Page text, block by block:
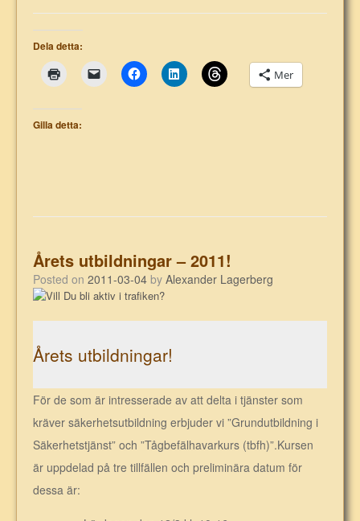
Dela detta:
Mer
Gilla detta:
Årets utbildningar – 2011!
Posted on 2011-03-04 by Alexander Lagerberg
Årets utbildningar!
För de som är intresserade av att delta i tjänster som
kräver säkerhetsutbildning erbjuder vi ”Grundutbildning i
Säkerhetstjänst” och ”Tågbefälhavarkurs (tbfh)”.Kursen
är uppdelad på tre tillfällen och preliminära datum för
dessa är: